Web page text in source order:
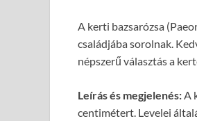
A kerti bazsarózsa
családjába sorolnak.
népszerű választás a
Leírás és megjelenés:A
centimétert. Levelei